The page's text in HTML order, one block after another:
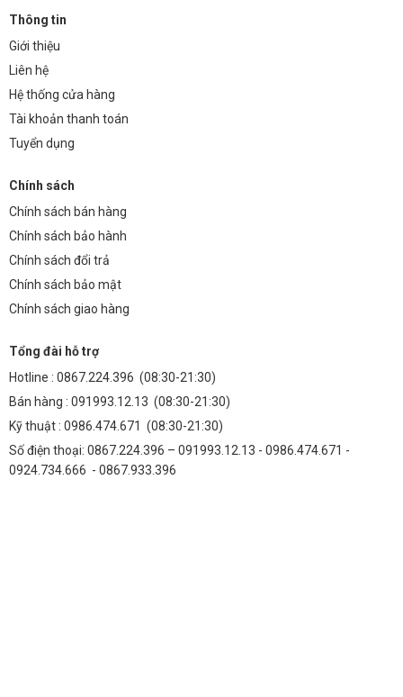
Thông tin
Giới thiệu
Liên hệ
Hệ thống cửa hàng
Tài khoản thanh toán
Tuyển dụng
Chính sách
Chính sách bán hàng
Chính sách bảo hành
Chính sách đổi trả
Chính sách bảo mật
Chính sách giao hàng
Tổng đài hỗ trợ
Hotline : 0867.224.396 (08:30-21:30)
Bán hàng : 091993.12.13 (08:30-21:30)
Kỹ thuật : 0986.474.671 (08:30-21:30)
Số điện thoại: 0867.224.396 – 091993.12.13 - 0986.474.671 -
0924.734.666 - 0867.933.396